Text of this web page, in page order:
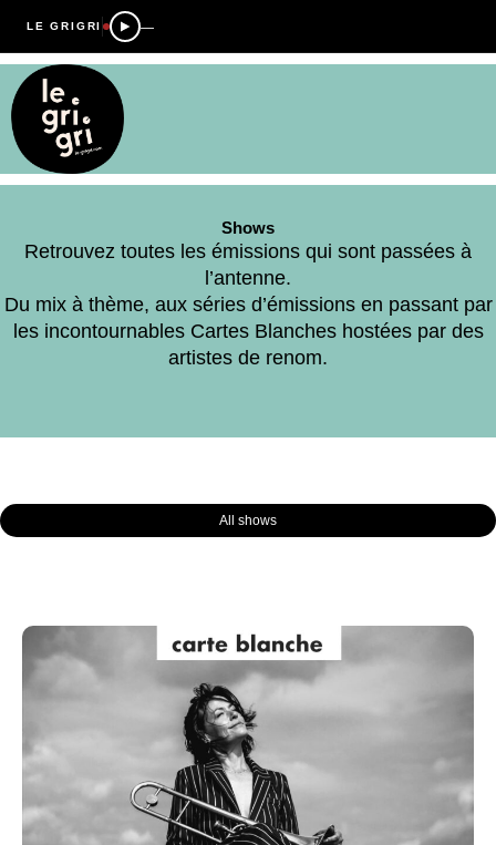
LE GRIGRI —
Shows
Retrouvez toutes les émissions qui sont passées à
l’antenne.
Du mix à thème, aux séries d’émissions en passant par
les incontournables Cartes Blanches hostées par des
artistes de renom.
All shows